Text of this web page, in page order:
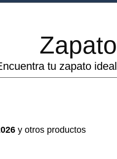
Zapato
tu zapato ideal
y otros productos